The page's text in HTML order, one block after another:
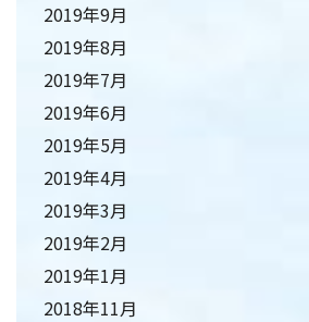
2019年9月
2019年8月
2019年7月
2019年6月
2019年5月
2019年4月
2019年3月
2019年2月
2019年1月
2018年11月